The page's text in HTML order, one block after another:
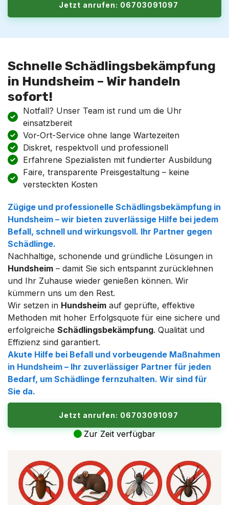
Jetzt anrufen: 06703091097
Schnelle Schädlingsbekämpfung
in Hundsheim – Wir handeln
sofort!
Notfall? Unser Team ist rund um die Uhr
einsatzbereit
Vor-Ort-Service ohne lange Wartezeiten
Diskret, respektvoll und professionell
Erfahrene Spezialisten mit fundierter Ausbildung
Faire, transparente Preisgestaltung – keine
versteckten Kosten
Zügige und professionelle Schädlingsbekämpfung in
Hundsheim – wir bieten zuverlässige Hilfe bei jedem
Befall, schnell und wirkungsvoll. Ihr Partner gegen
Schädlinge.
Nachhaltige, schonende und gründliche Lösungen in
Hundsheim – damit Sie sich entspannt zurücklehnen
und Ihr Zuhause wieder genießen können. Wir
kümmern uns um den Rest.
Wir setzen in Hundsheim auf geprüfte, effektive
Methoden mit hoher Erfolgsquote für eine sichere und
erfolgreiche Schädlingsbekämpfung. Qualität und
Effizienz sind garantiert.
Akute Hilfe bei Befall und vorbeugende Maßnahmen
in Hundsheim – Ihr zuverlässiger Partner für jeden
Bedarf, um Schädlinge fernzuhalten. Wir sind für
Sie da.
Jetzt anrufen: 06703091097
Zur Zeit verfügbar